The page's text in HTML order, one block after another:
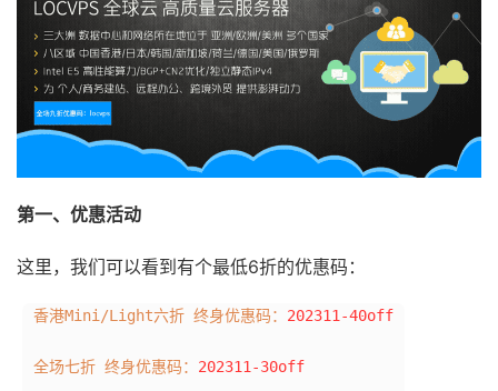
第一、优惠活动
这里，我们可以看到有个最低6折的优惠码：
香港Mini/Light六折 终身优惠码： 202311-40off
全场七折 终身优惠码： 202311-30off